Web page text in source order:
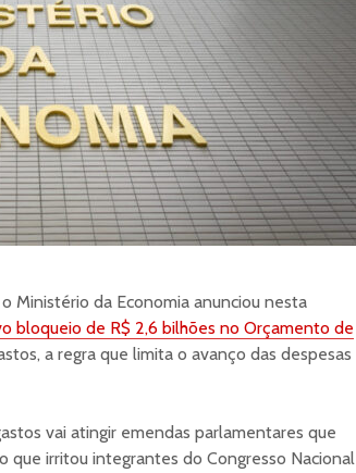
Ministério da Economia anunciou nesta
bloqueio de R$ 2,6 bilhões no Orçamento de
a regra que limita o avanço das despesas
vai atingir emendas parlamentares que
que irritou integrantes do Congresso Nacional